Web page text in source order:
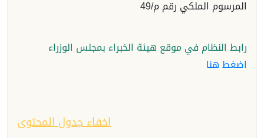
المرسوم الملكي رقم م/49
رابط النظام في موقع هيئة الخبراء بمجلس الوزراء
اضغط هنا
اخفاء جدول المحتوى